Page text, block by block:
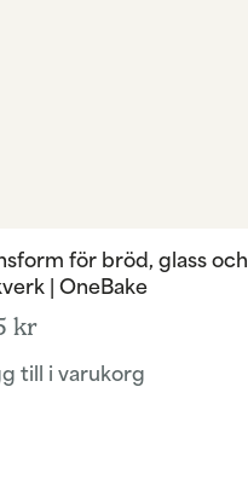
för bröd, glass och
| OneBake
kr
till i varukorg